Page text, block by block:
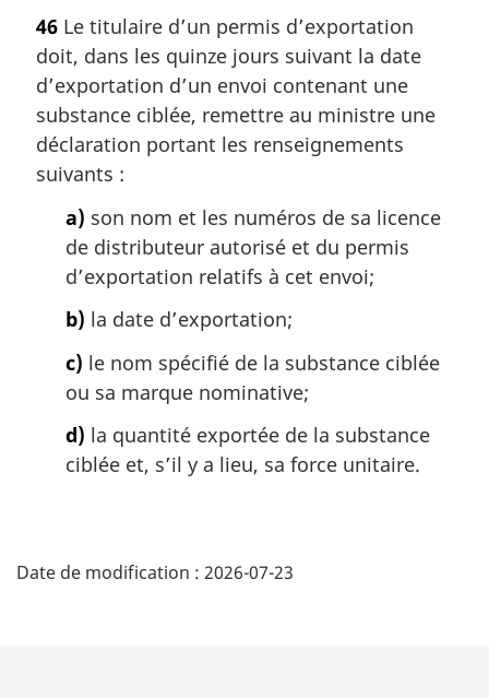
t
e
m
a
g
i
46 Le titulaire d’un permis d’exportation
doit, dans les quinze jours suivant la date
d’exportation d’un envoi contenant une
substance ciblée, remettre au ministre une
déclaration portant les renseignements
suivants :
a) son nom et les numéros de sa licence
de distributeur autorisé et du permis
d’exportation relatifs à cet envoi;
b) la date d’exportation;
c) le nom spécifié de la substance ciblée
ou sa marque nominative;
d) la quantité exportée de la substance
ciblée et, s’il y a lieu, sa force unitaire.
é
Date de modification : 2026-07-23